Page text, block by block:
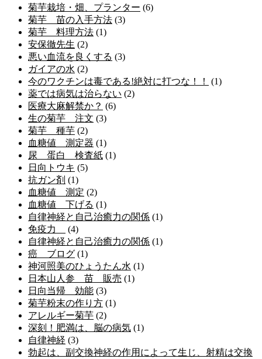
菊芋栽培・畑、プランター (6)
菊芋 苗の入手方法 (3)
菊芋 料理方法 (1)
安保徹先生 (2)
悪い血流を良くする (3)
ガイアの水 (2)
今のワクチンは毒である!絶対に打つな！！
(1)
薬では病気は治らない (2)
医療大麻解禁か？ (6)
生の菊芋 注文 (3)
菊芋 種芋 (2)
血糖値 測定器 (1)
尿 蛋白 検査紙 (1)
日向トウキ (5)
抗ガン剤 (1)
血糖値 測定 (2)
血糖値 下げる (1)
自律神経と自己治癒力の関係 (1)
免疫力
(4)
自律神経と自己治癒力の関係 (1)
癌 ブログ (1)
神河照美のひょうたん水 (1)
日本山人参 苗 販売 (1)
日向当帰 効能 (3)
菊芋粉末の作り方 (1)
アレルギー菊芋 (2)
深刻！肥満は、脳の病気 (1)
自律神経 (3)
勃起は、副交換神経の作用によって生じ、射精は交換